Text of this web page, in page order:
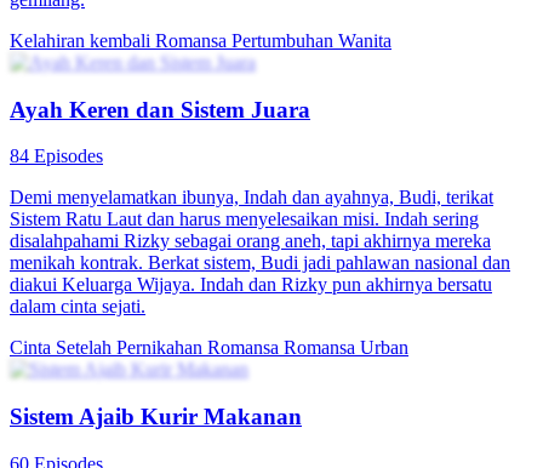
Kuliner Gila Sistem Sakti
174 Episodes
Si pekerja keras yang sial, Sean, mengaktifkan Sistem Kuliner Acak.
Setiap minggu, ia harus berjualan makanan di lokasi yang
ditentukan sistem, termasuk tempat aneh seperti rumah sakit
proktologi dan lokasi kencan buta. Meskipun tempatnya nyeleneh,
dagangannya laris manis. Berkat hadiah melimpah, hidupnya pun
berubah total.
Imajinasi PerkotaanPemeran Utama Pria